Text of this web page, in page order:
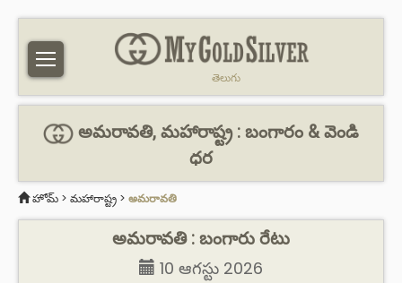
తెలుగు
అమరావతి, మహారాష్ట్ర : బంగారం & వెండి
ధర
హోమ్ > మహారాష్ట్ర > అమరావతి
అమరావతి : బంగారు రేటు
10 ఆగస్టు 2026